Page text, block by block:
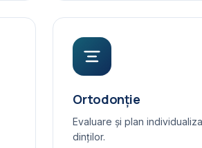
Ortodonție
Evaluare și plan
dinților.